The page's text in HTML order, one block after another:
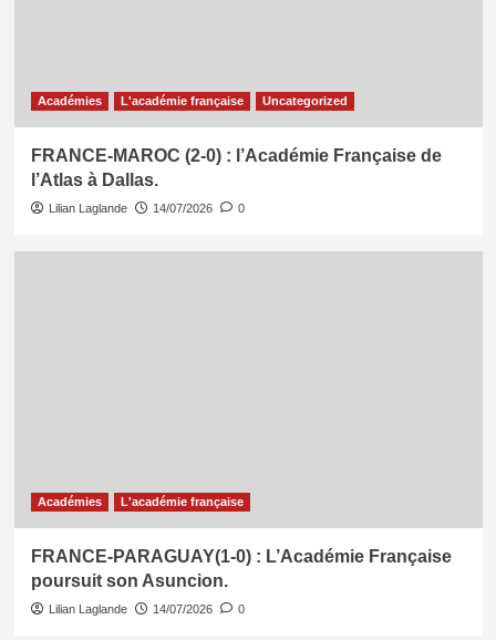
Académies L'académie française Uncategorized
FRANCE-MAROC (2-0) : l’Académie Française de
l’Atlas à Dallas.
Lilian Laglande 14/07/2026 0
Académies L'académie française
FRANCE-PARAGUAY(1-0) : L’Académie Française
poursuit son Asuncion.
Lilian Laglande 14/07/2026 0